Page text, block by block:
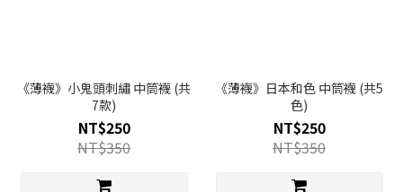
《薄襪》小鬼頭刺繡 中筒襪 (共
7款)
NT$250
NT$350
《薄襪》日本和色 中筒襪 (共5
色)
NT$250
NT$350